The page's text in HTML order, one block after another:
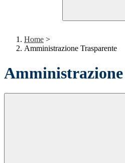
Home >
Amministrazione Trasparente